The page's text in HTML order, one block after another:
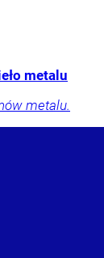
metalu
metalu.